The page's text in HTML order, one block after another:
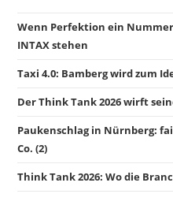
Wenn Perfektion ein
INTAX stehen
Taxi 4.0: Bamberg wird zum
Der Think Tank 2026 wirft
Paukenschlag in Nürnberg:
Co. (2)
Think Tank 2026: Wo die